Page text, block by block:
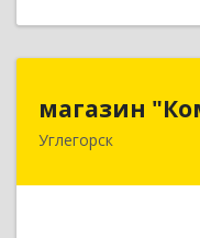
магазин
Углегорск694920,